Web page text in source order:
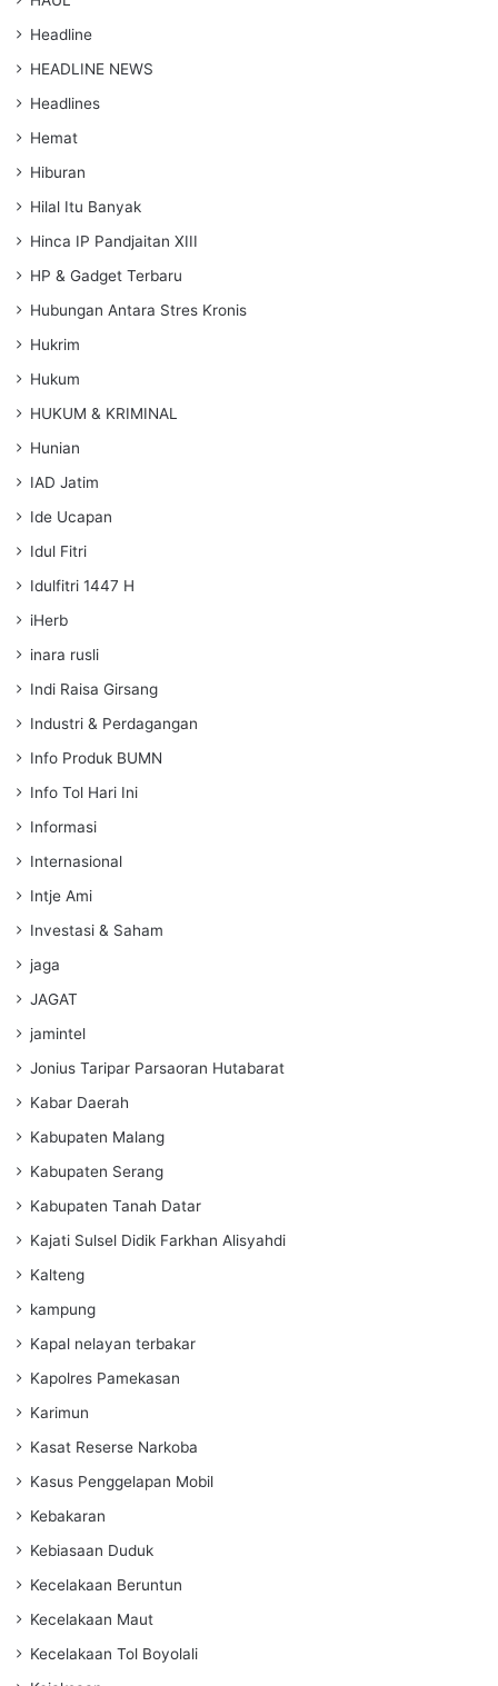
Headline
HEADLINE NEWS
Headlines
Hemat
Hiburan
Hilal Itu Banyak
Hinca IP Pandjaitan XIII
HP & Gadget Terbaru
Hubungan Antara Stres Kronis
Hukrim
Hukum
HUKUM & KRIMINAL
Hunian
IAD Jatim
Ide Ucapan
Idul Fitri
Idulfitri 1447 H
iHerb
inara rusli
Indi Raisa Girsang
Industri & Perdagangan
Info Produk BUMN
Info Tol Hari Ini
Informasi
Internasional
Intje Ami
Investasi & Saham
jaga
JAGAT
jamintel
Jonius Taripar Parsaoran Hutabarat
Kabar Daerah
Kabupaten Malang
Kabupaten Serang
Kabupaten Tanah Datar
Kajati Sulsel Didik Farkhan Alisyahdi
Kalteng
kampung
Kapal nelayan terbakar
Kapolres Pamekasan
Karimun
Kasat Reserse Narkoba
Kasus Penggelapan Mobil
Kebakaran
Kebiasaan Duduk
Kecelakaan Beruntun
Kecelakaan Maut
Kecelakaan Tol Boyolali